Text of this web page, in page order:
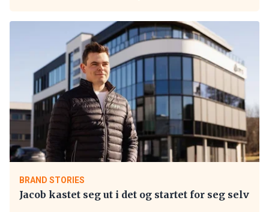
BRAND STORIES
Jacob kastet seg ut i det og startet for seg selv